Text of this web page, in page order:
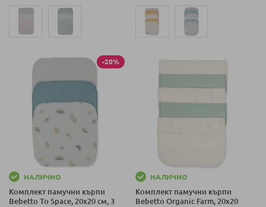
-20%
НАЛИЧНО
Комплект памучни кърпи
Bebetto To Space, 20х20 см, 3
НАЛИЧНО
Комплект памучни кърпи
Bebetto Organic Farm, 20х20